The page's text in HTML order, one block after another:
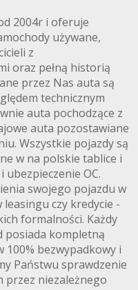
2004r i oferuje
używane,
z
oraz pełną historią
przez Nas auta są
technicznym
auta pochodzące z
auta pozostawiane
Wszystkie pojazdy są
w na polskie tablice i
ubezpieczenie OC.
swojego pojazdu w
czy kredycie -
formalności. Każdy
posiada kompletną
bezwypadkowy i
Państwu sprawdzenie
przez niezależnego